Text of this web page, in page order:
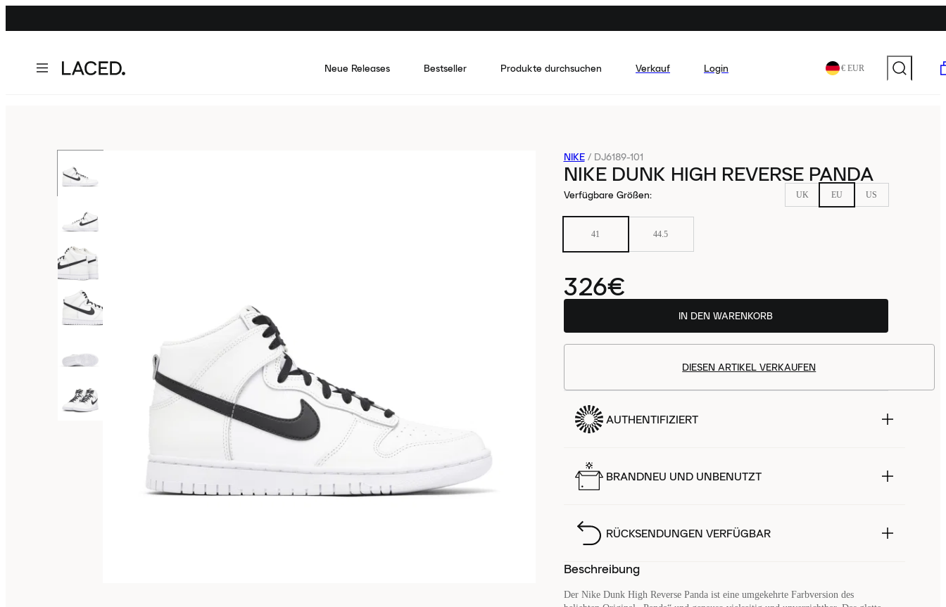
Neue Releases Bestseller Produkte durchsuchen Verkauf Login € EUR
NIKE / DJ6189-101
NIKE DUNK HIGH REVERSE PANDA
Verfügbare Größen: UK EU US
41 44.5
326€
IN DEN WARENKORB
DIESEN ARTIKEL VERKAUFEN
AUTHENTIFIZIERT
BRANDNEU UND UNBENUTZT
RÜCKSENDUNGEN VERFÜGBAR
Beschreibung
Der Nike Dunk High Reverse Panda ist eine umgekehrte Farbversion des